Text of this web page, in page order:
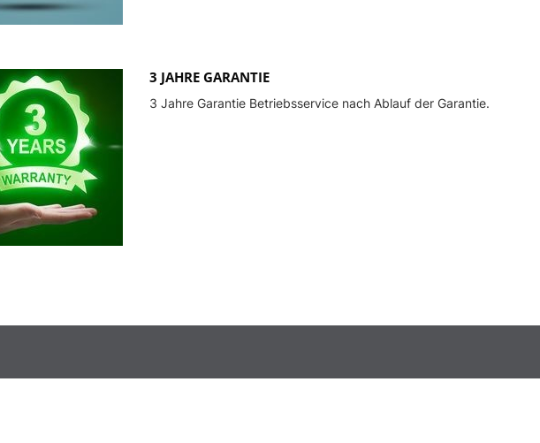
3 JAHRE GARANTIE
3 Jahre Garantie Betriebsservice nach Ablauf der Garantie.